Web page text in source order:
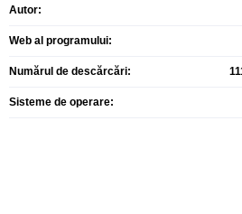
Autor:
Web al programului:
Numărul de descărcări:
Sisteme de operare: